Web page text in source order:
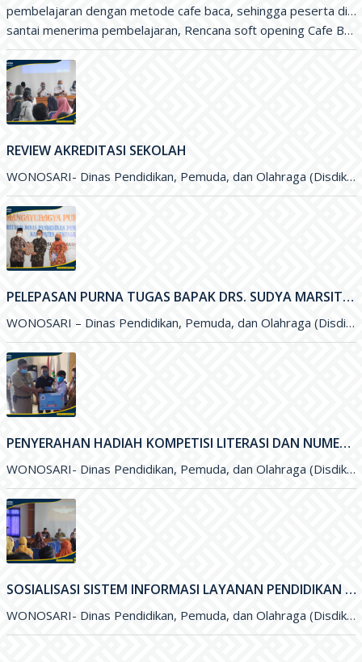
pembelajaran dengan metode cafe baca, sehingga peserta
santai menerima pembelajaran, Rencana soft opening Cafe Baca SeTARA ini
REVIEW AKREDITASI SEKOLAH
WONOSARI- Dinas Pendidikan, Pemuda, dan Olahraga (Disdikpora) Kabupaten Gunungkidul melalui Bidang Sekolah Menegah Pertama menyelenggarakan Review Akreditasi Sekolah. Kegiatan yang
PELEPASAN PURNA TUGAS BAPAK DRS. SUDYA MARSITA, M.M. SELAKU SEKRETARIS DISDIKPORA KABUPATEN GUNUNGKIDUL
WONOSARI – Dinas Pendidikan, Pemuda, dan Olahraga (Disdikpora) Kabupaten Gunungkidul menyelenggarakan kegiatan Pelepasan Purna Tugas Bapak Drs. Sudya Marsita, M.M
PENYERAHAN HADIAH KOMPETISI LITERASI DAN NUMERASI TINGKAT NASIONAL
WONOSARI- Dinas Pendidikan, Pemuda, dan Olahraga (Disdikpora) Kabupaten Gunungkidul bekerja sama dengan Pesona Edu, Bank BCA, dan Pabrik Minuman Hillo
SOSIALISASI SISTEM INFORMASI LAYANAN PENDIDIKAN (SILANDIK) TAHUN 2021
WONOSARI- Dinas Pendidikan, Pemuda, dan Olahraga (Disdikpora) Kabupaten Gunungkidul bersama Badan Perencanaan Pembangunan Daerah (Bappeda) Kabupaten Gunungkidul menyelenggarakan kegiatan Sosialisasi